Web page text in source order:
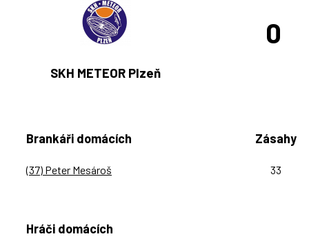
SKH METEOR Plzeň
0
Brankáři domácích Zásahy
(37) Peter Mesároš 33
Hráči domácích